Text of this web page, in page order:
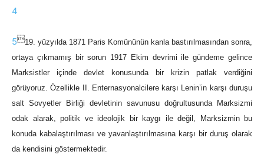
4
519. yüzyılda 1871 Paris Komününün kanla bastırılmasından sonra,
ortaya çıkmamış bir sorun 1917 Ekim devrimi ile gündeme gelince
Marksistler içinde devlet konusunda bir krizin patlak verdiğini
görüyoruz. Özellikle II. Enternasyonalcilere karşı Lenin’in karşı duruşu
salt Sovyetler Birliği devletinin savunusu doğrultusunda Marksizmi
odak alarak, politik ve ideolojik bir kaygı ile değil, Marksizmin bu
konuda kabalaştırılması ve yavanlaştırılmasına karşı bir duruş olarak
da kendisini göstermektedir.